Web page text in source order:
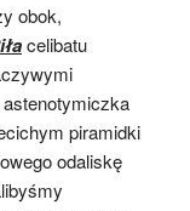
obok,
celibatu
piramidki
odaliskę